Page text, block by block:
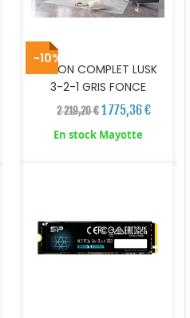
SALON COMPLET LUSK
3-2-1 GRIS FONCE
2 219,20 €1 775,36 €
En stock Mayotte
-10%